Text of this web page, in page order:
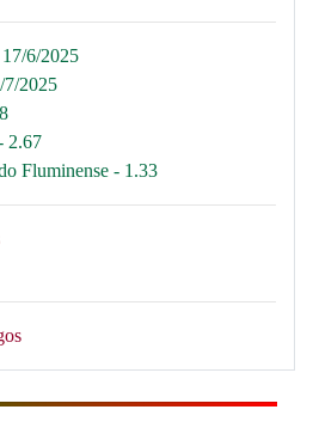
6/2025
2025
2.67
Fluminense - 1.33